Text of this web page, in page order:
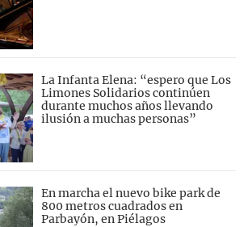
La Infanta Elena: “espero que Los
Limones Solidarios continúen
durante muchos años llevando
ilusión a muchas personas”
En marcha el nuevo bike park de
800 metros cuadrados en
Parbayón, en Piélagos